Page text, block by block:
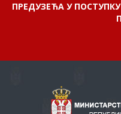
ПРЕДУЗЕЋА У